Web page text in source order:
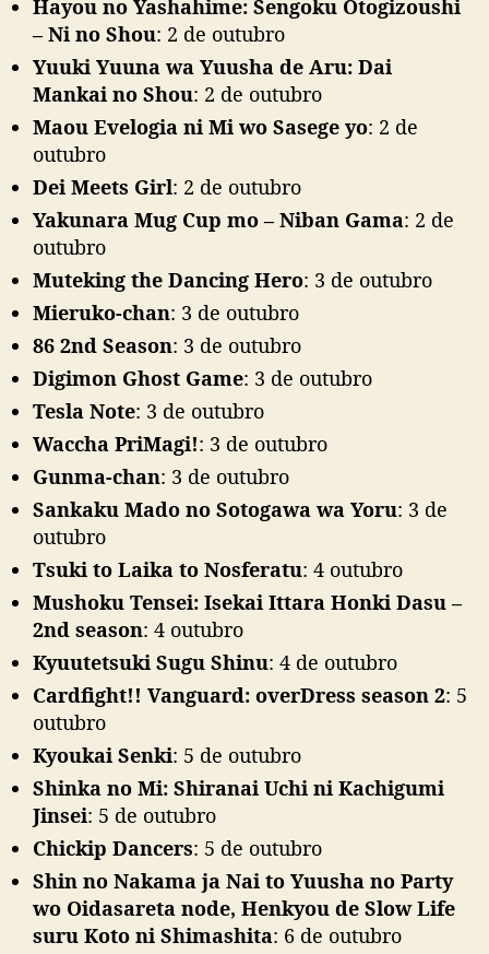
Hayou no Yashahime: Sengoku Otogizoushi
– Ni no Shou: 2 de outubro
Yuuki Yuuna wa Yuusha de Aru: Dai
Mankai no Shou: 2 de outubro
Maou Evelogia ni Mi wo Sasege yo: 2 de
outubro
Dei Meets Girl: 2 de outubro
Yakunara Mug Cup mo – Niban Gama: 2 de
outubro
Muteking the Dancing Hero: 3 de outubro
Mieruko-chan: 3 de outubro
86 2nd Season: 3 de outubro
Digimon Ghost Game: 3 de outubro
Tesla Note: 3 de outubro
Waccha PriMagi!: 3 de outubro
Gunma-chan: 3 de outubro
Sankaku Mado no Sotogawa wa Yoru: 3 de
outubro
Tsuki to Laika to Nosferatu: 4 outubro
Mushoku Tensei: Isekai Ittara Honki Dasu –
2nd season: 4 outubro
Kyuutetsuki Sugu Shinu: 4 de outubro
Cardfight!! Vanguard: overDress season 2: 5
outubro
Kyoukai Senki: 5 de outubro
Shinka no Mi: Shiranai Uchi ni Kachigumi
Jinsei: 5 de outubro
Chickip Dancers: 5 de outubro
Shin no Nakama ja Nai to Yuusha no Party
wo Oidasareta node, Henkyou de Slow Life
suru Koto ni Shimashita: 6 de outubro